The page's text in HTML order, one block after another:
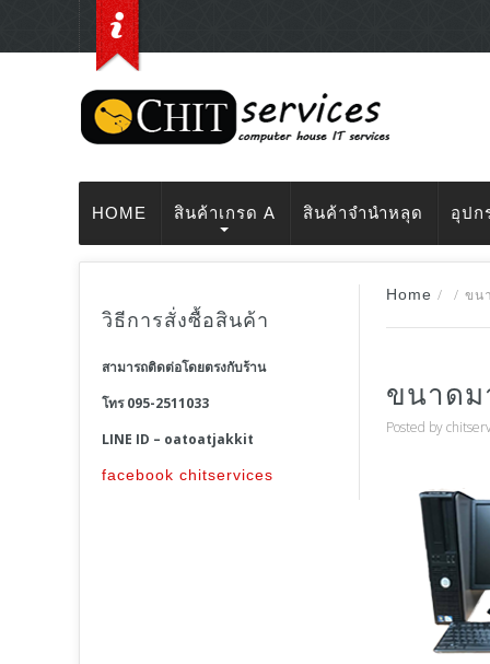
HOME สินค้าเกรด A สินค้าจำนำหลุด อุปก
วิธีการสั่งซื้อสินค้า
สามารถติดต่อโดยตรงกับร้าน
โทร 095-2511033
LINE ID – oatoatjakkit
facebook chitservices
Home / / ขน
ขนาดม
Posted by